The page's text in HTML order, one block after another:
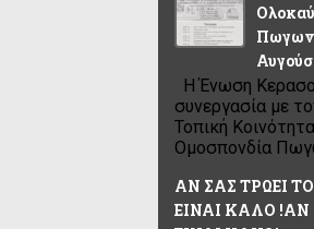
Η Ένωση
συνεργασία με
Τοπική
Ομοσπονδία
ΑΝ ΣΑΣ ΤΡΩΕΙ
ΕΙΝΑΙ ΚΑΛΟ !ΑΝ